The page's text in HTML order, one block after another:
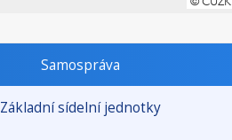
Samospráva
Základní sídelní jednotky